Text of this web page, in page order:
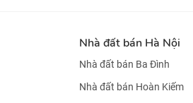
Nhà đất bán Hà Nội
Nhà đất bán Ba Đình
Nhà đất bán Hoàn Kiếm